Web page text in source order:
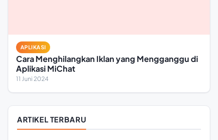
APLIKASI
Cara Menghilangkan Iklan yang Mengganggu di
Aplikasi MiChat
11 Juni 2024
ARTIKEL TERBARU